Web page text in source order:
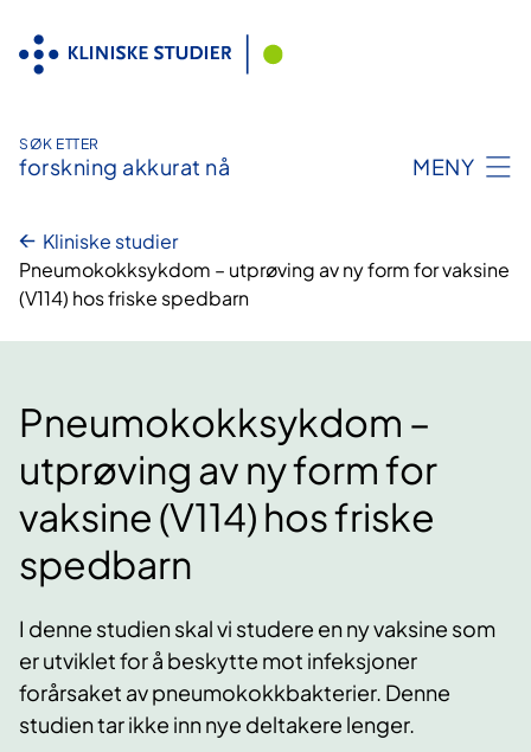
innhold
SØK ETTER
forskning akkurat nå MENY
Kliniske studier
Pneumokokksykdom – utprøving av ny form for vaksine
(V114) hos friske spedbarn
Pneumokokksykdom –
utprøving av ny form for
vaksine (V114) hos friske
spedbarn
I denne studien skal vi studere en ny vaksine som
er utviklet for å beskytte mot infeksjoner
forårsaket av pneumokokkbakterier. Denne
studien tar ikke inn nye deltakere lenger.